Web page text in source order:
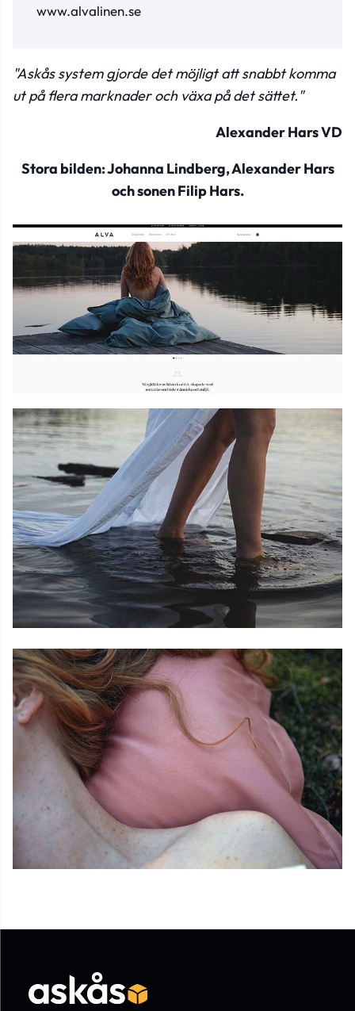
www.alvalinen.se
"Askås system gjorde det möjligt att snabbt komma
ut på flera marknader och växa på det sättet."
Alexander Hars VD
Stora bilden: Johanna Lindberg, Alexander Hars
och sonen Filip Hars.